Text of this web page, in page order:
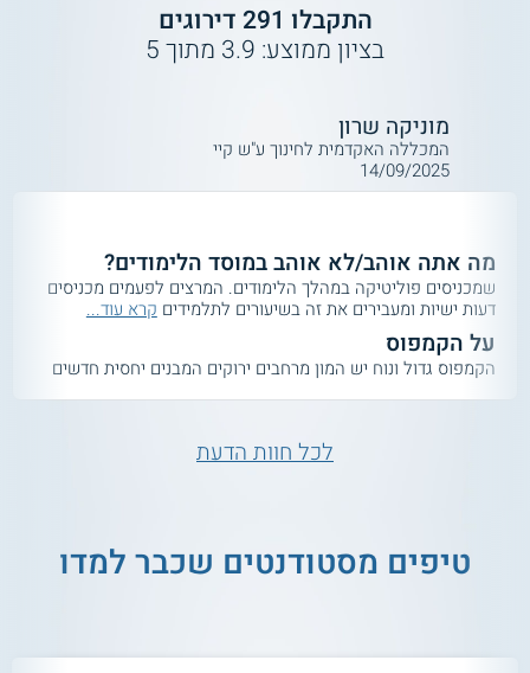
התקבלו 291 דירוגים
בציון ממוצע: 3.9 מתוך5
מוניקה שרון
המכללה האקדמית לחינוך ע"ש קיי
14/09/2025
מה אתה אוהב/לא אוהב במוסד הלימודים?
שמכניסים פוליטיקה במהלך הלימודים. המרצים לפעמים מכניסים
דעות ישיות ומעבירים את זה בשיעורים לתלמידים קרא עוד...
על הקמפוס
הקמפוס גדול ונוח יש המון מרחבים ירוקים המבנים יחסית חדשים
לכל חוות הדעת
טיפים מסטודנטים שכבר למדו